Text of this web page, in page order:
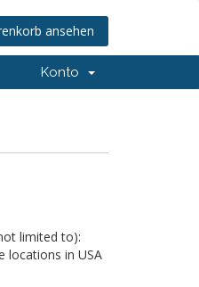
ansehen
Konto
limited to):
locations in USA